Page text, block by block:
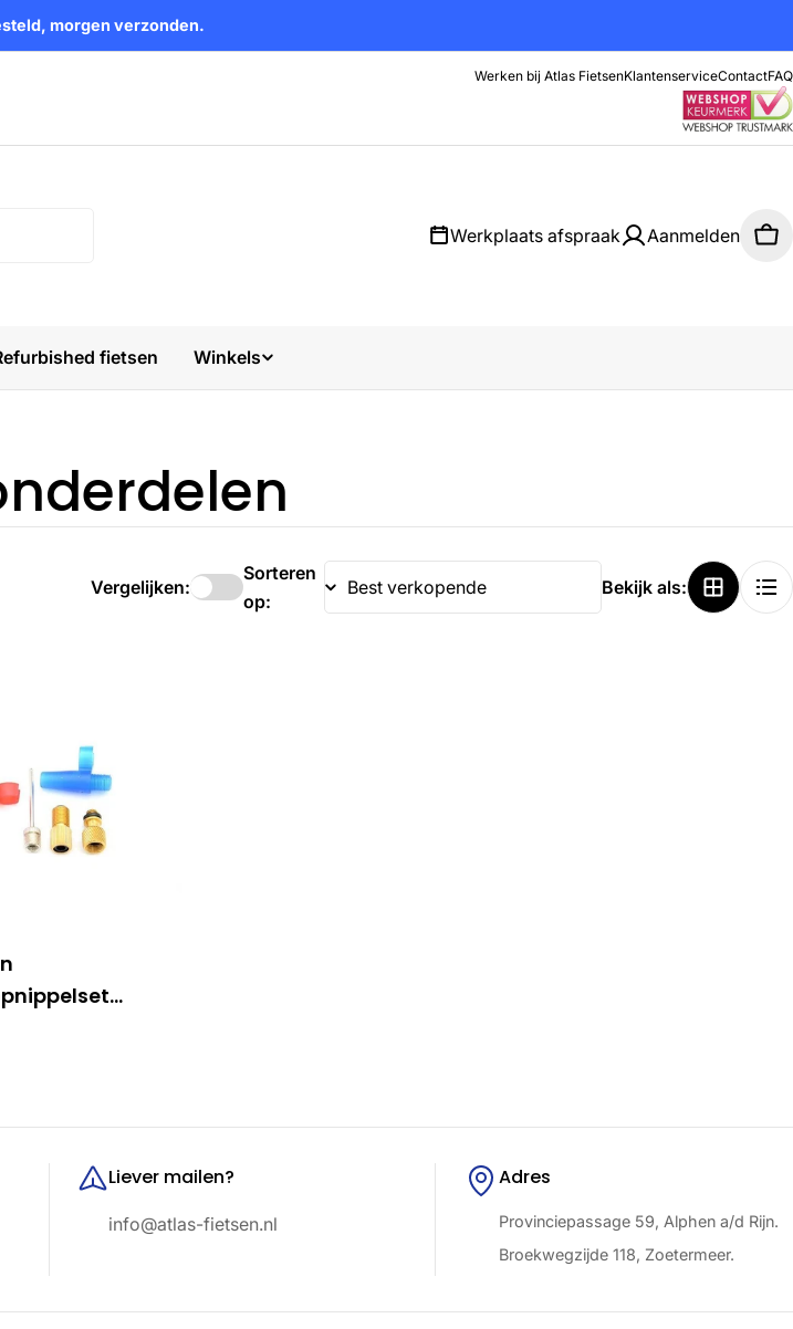
morgen verzonden.
Werken bij Atlas FietsenKlantenserviceContactFAQ
Werkplaats afspraak Aanmelden
fietsen Winkels
Vergelijken:
Sorteren
op:
Bekijk als:
en bal
Liever mailen?
info@atlas-fietsen.nl
Adres
Provinciepassage 59, Alphen a/d Rijn.
Broekwegzijde 118, Zoetermeer.